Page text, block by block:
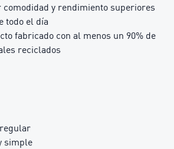
comodidad y rendimiento superiores
todo el día
fabricado con al menos un 90% de
reciclados
simple